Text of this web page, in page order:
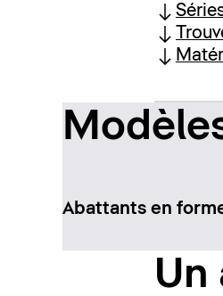
Abattants en
Un